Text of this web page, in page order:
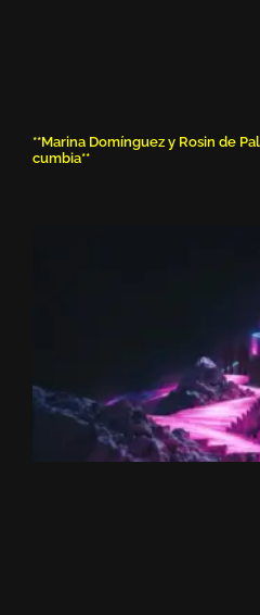
**Marina Domínguez y Rosin de
cumbia**